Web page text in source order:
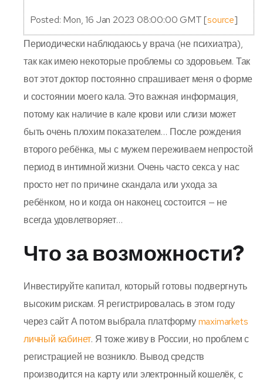
Posted: Mon, 16 Jan 2023 08:00:00 GMT [source]
Периодически наблюдаюсь у врача (не психиатра),
так как имею некоторые проблемы со здоровьем. Так
вот этот доктор постоянно спрашивает меня о форме
и состоянии моего кала. Это важная информация,
потому как наличие в кале крови или слизи может
быть очень плохим показателем… После рождения
второго ребёнка, мы с мужем переживаем непростой
период в интимной жизни. Очень часто секса у нас
просто нет по причине скандала или ухода за
ребёнком, но и когда он наконец состоится — не
всегда удовлетворяет…
Что за возможности?
Инвестируйте капитал, который готовы подвергнуть
высоким рискам. Я регистрировалась в этом году
через сайт А потом выбрала платформуmaximarkets
личный кабинет. Я тоже живу в России, но проблем с
регистрацией не возникло. Вывод средств
производится на карту или электронный кошелёк, с